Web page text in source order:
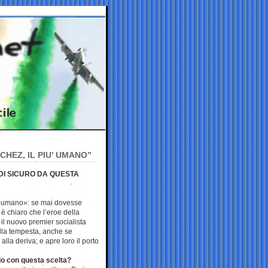
IL PIU’ UMANO”
SICURO DA QUESTA
se mai dovesse
chiaro che l’eroe della
nuovo premier socialista
tempesta, anche se
deriva; e apre loro il porto
con questa scelta?